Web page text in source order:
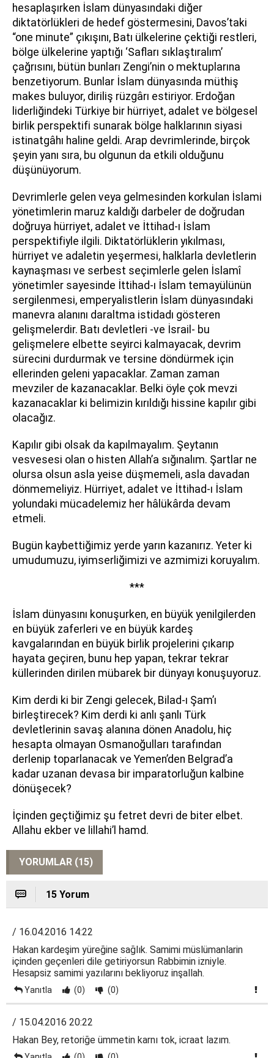
hesaplaşırken İslam dünyasındaki diğer
diktatörlükleri de hedef göstermesini, Davos’taki
“one minute” çıkışını, Batı ülkelerine çektiği restleri,
bölge ülkelerine yaptığı ‘Safları sıklaştıralım’
çağrısını, bütün bunları Zengi’nin o mektuplarına
benzetiyorum. Bunlar İslam dünyasında müthiş
makes buluyor, diriliş rüzgârı estiriyor. Erdoğan
liderliğindeki Türkiye bir hürriyet, adalet ve bölgesel
birlik perspektifi sunarak bölge halklarının siyasi
istinatgâhı haline geldi. Arap devrimlerinde, birçok
şeyin yanı sıra, bu olgunun da etkili olduğunu
düşünüyorum.
Devrimlerle gelen veya gelmesinden korkulan İslami
yönetimlerin maruz kaldığı darbeler de doğrudan
doğruya hürriyet, adalet ve İttihad-ı İslam
perspektifiyle ilgili. Diktatörlüklerin yıkılması,
hürriyet ve adaletin yeşermesi, halklarla devletlerin
kaynaşması ve serbest seçimlerle gelen İslamî
yönetimler sayesinde İttihad-ı İslam temayülünün
sergilenmesi, emperyalistlerin İslam dünyasındaki
manevra alanını daraltma istidadı gösteren
gelişmelerdir. Batı devletleri -ve İsrail- bu
gelişmelere elbette seyirci kalmayacak, devrim
sürecini durdurmak ve tersine döndürmek için
ellerinden geleni yapacaklar. Zaman zaman
mevziler de kazanacaklar. Belki öyle çok mevzi
kazanacaklar ki belimizin kırıldığı hissine kapılır gibi
olacağız.
Kapılır gibi olsak da kapılmayalım. Şeytanın
vesvesesi olan o histen Allah’a sığınalım. Şartlar ne
olursa olsun asla yeise düşmemeli, asla davadan
dönmemeliyiz. Hürriyet, adalet ve İttihad-ı İslam
yolundaki mücadelemiz her hâlükârda devam
etmeli.
Bugün kaybettiğimiz yerde yarın kazanırız. Yeter ki
umudumuzu, iyimserliğimizi ve azmimizi koruyalım.
***
İslam dünyasını konuşurken, en büyük yenilgilerden
en büyük zaferleri ve en büyük kardeş
kavgalarından en büyük birlik projelerini çıkarıp
hayata geçiren, bunu hep yapan, tekrar tekrar
küllerinden dirilen mübarek bir dünyayı konuşuyoruz.
Kim derdi ki bir Zengi gelecek, Bilad-ı Şam’ı
birleştirecek? Kim derdi ki anlı şanlı Türk
devletlerinin savaş alanına dönen Anadolu, hiç
hesapta olmayan Osmanoğulları tarafından
derlenip toparlanacak ve Yemen’den Belgrad’a
kadar uzanan devasa bir imparatorluğun kalbine
dönüşecek?
İçinden geçtiğimiz şu fetret devri de biter elbet.
Allahu ekber ve lillahi’l hamd.
YORUMLAR (15)
15 Yorum
/ 16.04.2016 14:22
Hakan kardeşim yüreğine sağlık. Samimi müslümanlarin
içinden geçenleri dile getiriyorsun Rabbimin izniyle.
Hesapsiz samimi yazılarını bekliyoruz inşallah.
Yanıtla (0) (0)
/ 15.04.2016 20:22
Hakan Bey, retoriğe ümmetin karnı tok, icraat lazım.